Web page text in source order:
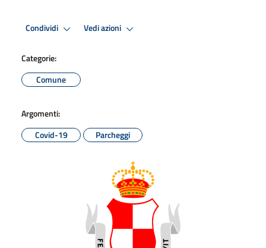
Condividi Vedi azioni
Categorie:
Comune
Argomenti:
Covid-19
Parcheggi